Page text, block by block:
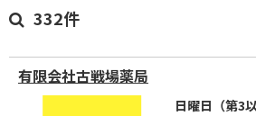
332件
有限会社古戦場薬局
日曜日（第3